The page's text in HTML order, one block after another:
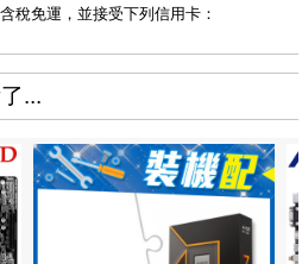
稅免運，並接受下列信用卡：
...